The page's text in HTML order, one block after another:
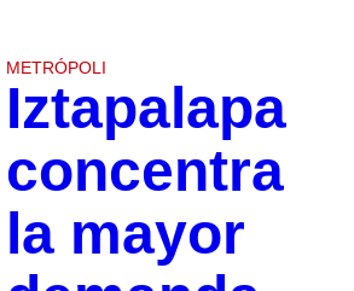
METRÓPOLI
Iztapalapa
concentra
la mayor